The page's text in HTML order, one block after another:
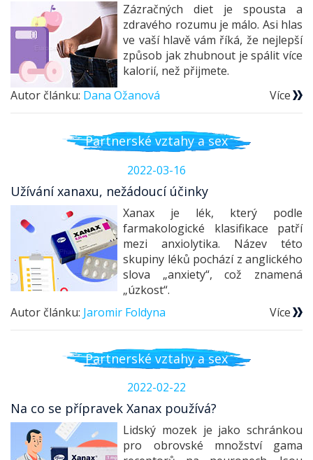
Zázračných diet je spousta a
zdravého rozumu je málo. Asi hlas
ve vaší hlavě vám říká, že nejlepší
způsob jak zhubnout je spálit více
kalorií, než přijmete.
Autor článku: Dana Ožanová Více
Partnerské vztahy a sex
2022-03-16
Užívání xanaxu, nežádoucí účinky
Xanax je lék, který podle
farmakologické klasifikace patří
mezi anxiolytika. Název této
skupiny léků pochází z anglického
slova „anxiety“, což znamená
„úzkost“.
Autor článku: Jaromir Foldyna Více
Partnerské vztahy a sex
2022-02-22
Na co se přípravek Xanax používá?
Lidský mozek je jako schránkou
pro obrovské množství gama